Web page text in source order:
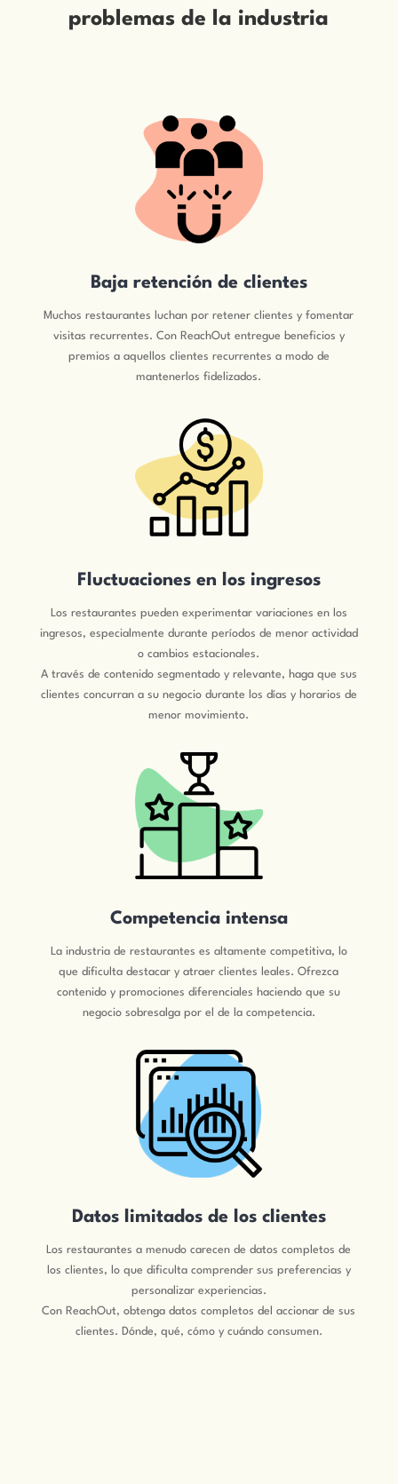
problemas de la industria
Baja retención de clientes
Muchos restaurantes luchan por retener clientes y fomentar
visitas recurrentes. Con ReachOut entregue beneficios y
premios a aquellos clientes recurrentes a modo de
mantenerlos fidelizados.
Fluctuaciones en los ingresos
Los restaurantes pueden experimentar variaciones en los
ingresos, especialmente durante períodos de menor actividad
o cambios estacionales.
A través de contenido segmentado y relevante, haga que sus
clientes concurran a su negocio durante los días y horarios de
menor movimiento.
Competencia intensa
La industria de restaurantes es altamente competitiva, lo
que dificulta destacar y atraer clientes leales. Ofrezca
contenido y promociones diferenciales haciendo que su
negocio sobresalga por el de la competencia.
Datos limitados de los clientes
Los restaurantes a menudo carecen de datos completos de
los clientes, lo que dificulta comprender sus preferencias y
personalizar experiencias.
Con ReachOut, obtenga datos completos del accionar de sus
clientes. Dónde, qué, cómo y cuándo consumen.